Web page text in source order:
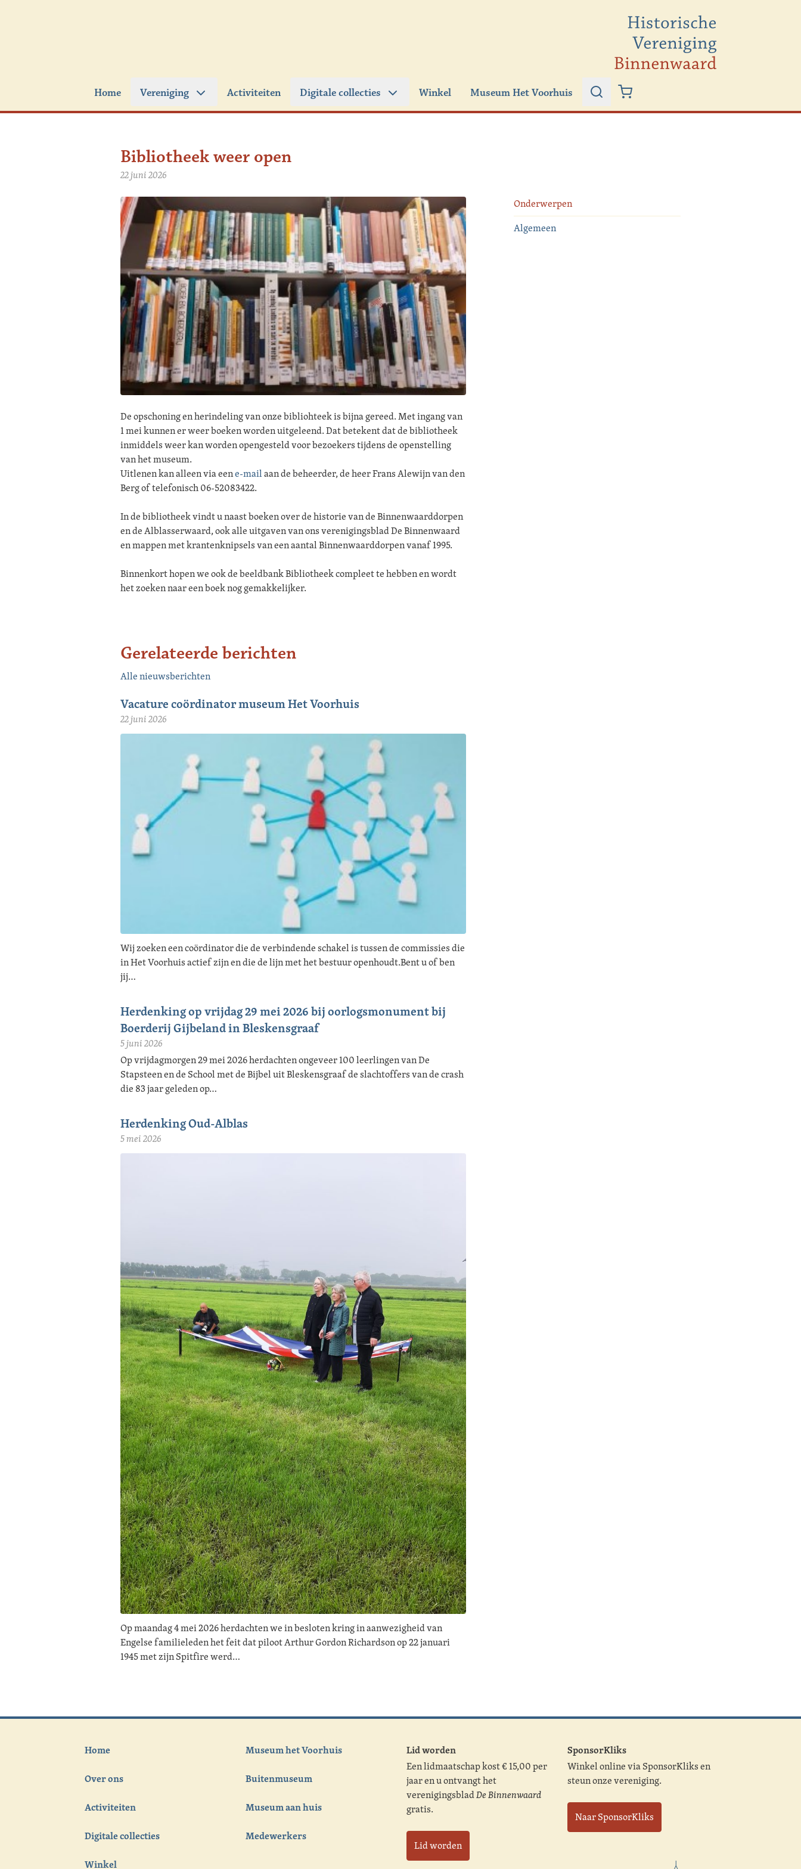
Home Vereniging Activiteiten Digitale collecties Winkel Museum Het Voorhuis
Zoeken
Bibliotheek weer open
22 juni 2026
De opschoning en herindeling van onze bibliohteek is bijna gereed. Met ingang van
1 mei kunnen er weer boeken worden uitgeleend. Dat betekent dat de bibliotheek
inmiddels weer kan worden opengesteld voor bezoekers tijdens de openstelling
van het museum.
Uitlenen kan alleen via eene-mailaan de beheerder, de heer Frans Alewijn van den
Berg of telefonisch 06-52083422.
In de bibliotheek vindt u naast boeken over de historie van de Binnenwaarddorpen
en de Alblasserwaard, ook alle uitgaven van ons verenigingsblad De Binnenwaard
en mappen met krantenknipsels van een aantal Binnenwaarddorpen vanaf 1995.
Binnenkort hopen we ook de beeldbank Bibliotheek compleet te hebben en wordt
het zoeken naar een boek nog gemakkelijker.
Onderwerpen
Algemeen
Gerelateerde berichten
Alle nieuwsberichten
Vacature coördinator museum Het Voorhuis
22 juni 2026
Wij zoeken een coördinator die de verbindende schakel is tussen de commissies die
in Het Voorhuis actief zijn en die de lijn met het bestuur openhoudt.Bent u of ben
jij…
Herdenking op vrijdag 29 mei 2026 bij oorlogsmonument bij
Boerderij Gijbeland in Bleskensgraaf
5 juni 2026
Op vrijdagmorgen 29 mei 2026 herdachten ongeveer 100 leerlingen van De
Stapsteen en de School met de Bijbel uit Bleskensgraaf de slachtoffers van de crash
die 83 jaar geleden op…
Herdenking Oud-Alblas
5 mei 2026
Op maandag 4 mei 2026 herdachten we in besloten kring in aanwezigheid van
Engelse familieleden het feit dat piloot Arthur Gordon Richardson op 22 januari
1945 met zijn Spitfire werd…
Home
Over ons
Activiteiten
Digitale collecties
Winkel
Museum het Voorhuis
Buitenmuseum
Museum aan huis
Medewerkers
Lid worden
Een lidmaatschap kost € 15,00 per
jaar en u ontvangt het
verenigingsbladDe Binnenwaard
gratis.
Lid worden
SponsorKliks
Winkel online via SponsorKliks en
steun onze vereniging.
Naar SponsorKliks